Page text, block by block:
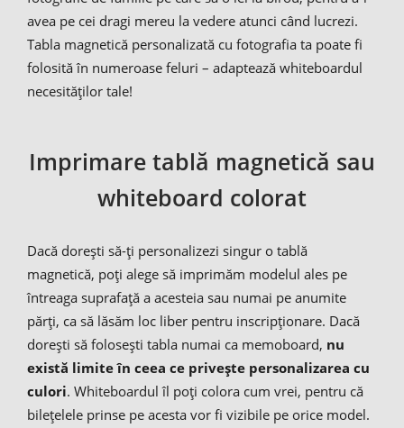
avea pe cei dragi mereu la vedere atunci când lucrezi.
Tabla magnetică personalizată cu fotografia ta poate fi
folosită în numeroase feluri – adaptează whiteboardul
necesităților tale!
Imprimare tablă magnetică sau
whiteboard colorat
Dacă dorești să-ți personalizezi singur o tablă
magnetică, poți alege să imprimăm modelul ales pe
întreaga suprafață a acesteia sau numai pe anumite
părți, ca să lăsăm loc liber pentru inscripționare. Dacă
dorești să folosești tabla numai ca memoboard, nu
există limite în ceea ce privește personalizarea cu
culori. Whiteboardul îl poți colora cum vrei, pentru că
bilețelele prinse pe acesta vor fi vizibile pe orice model.